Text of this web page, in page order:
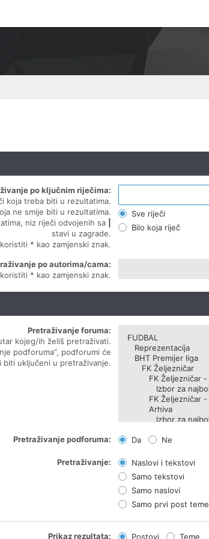
po ključnim riječima:
koja treba biti u rezultatima.
ne smije biti u rezultatima.
niz riječi odvojenih sa
stavi u zagrade.
* kao zamjenski znak.
Sve riječi
Bilo koja riječ
po autorima/cama:
* kao zamjenski znak.
Pretraživanje foruma:
kojeg/ih želiš pretraživati.
podforuma”, podforumi će
biti uključeni u pretraživanje.
Pretraživanje podforuma: Da Ne
Pretraživanje:
Naslovi i tekstovi
Samo tekstovi
Samo naslovi
Samo prvi post teme
Prikaz rezultata: Postovi Teme